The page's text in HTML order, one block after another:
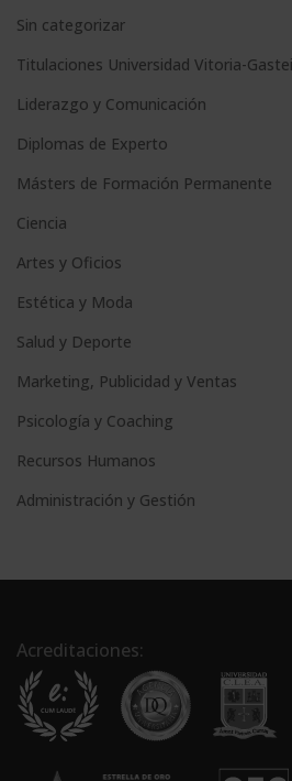
Sin categorizar
Titulaciones Universidad Vitoria-
Liderazgo y Comunicación
Diplomas de Experto
Másters de Formación Permanente
Ciencia
Artes y Oficios
Estética y Moda
Salud y Deporte
Marketing, Publicidad y Ventas
Psicología y Coaching
Recursos Humanos
Administración y Gestión
Acreditaciones: